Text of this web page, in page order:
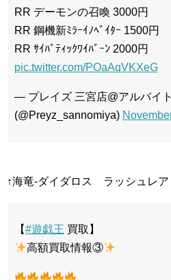
RR デーモンの召喚 3000円
RR 鋼機新ﾐﾗｰｲﾉﾍﾞｲﾀｰ 1500円
RR ｻｲﾊﾞﾃｨｯｸﾜｲﾊﾞｰﾝ 2000円
pic.twitter.com/POaAqVKXeG
— プレイズ 三宮店@アルバイト
(@Preyz_sannomiya)
↑海竜-ダイダロス ラッシュレ
【#遊戯王 買取】
高額買取情報③